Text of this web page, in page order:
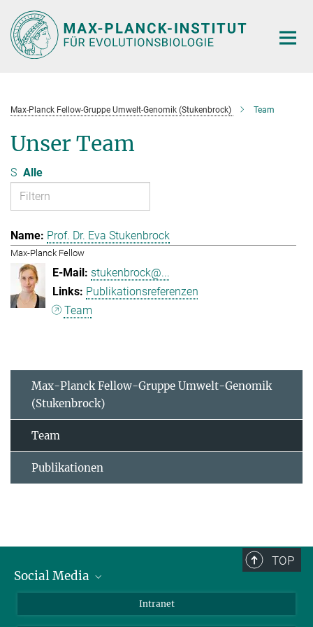
Hauptinhalt
Max-Planck Fellow-Gruppe Umwelt-Genomik (Stukenbrock) Team
Unser Team
S Alle
Prof. Dr. Eva Stukenbrock
Max-Planck Fellow
stukenbrock@...
Publikationsreferenzen
Team
Max-Planck Fellow-Gruppe Umwelt-Genomik
(Stukenbrock)
Team
Publikationen
TOP
Social Media
LinkedIn
Intranet